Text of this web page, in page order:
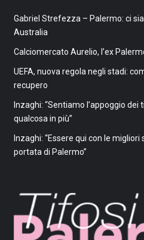
Gabriel Strefezza – Palermo: ci
Australia
Calciomercato Aurelio, l’ex
UEFA, nuova regola negli stadi:
recupero
Inzaghi: “Sentiamo l’appoggio
qualcosa in più”
Inzaghi: “Essere qui con le
portata di Palermo”